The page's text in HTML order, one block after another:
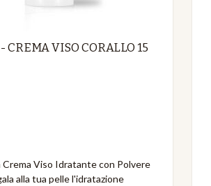
CREMA VISO CORALLO 15
Crema Viso Idratante con Polvere
alla tua pelle l'idratazione